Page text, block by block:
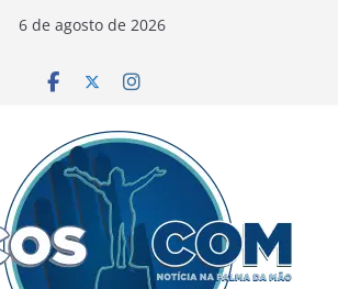
6 de agosto de 2026